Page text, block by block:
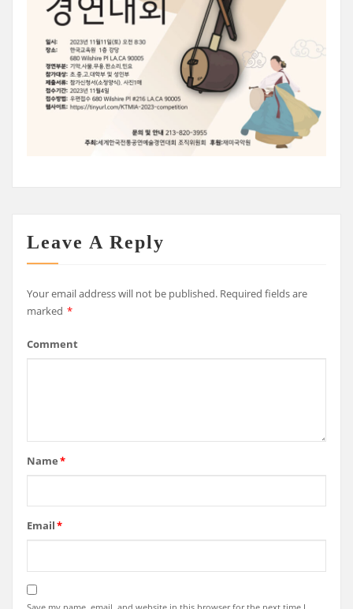
Leave A Reply
Your email address will not be published. Required fields are
marked *
Comment
Name*
Email*